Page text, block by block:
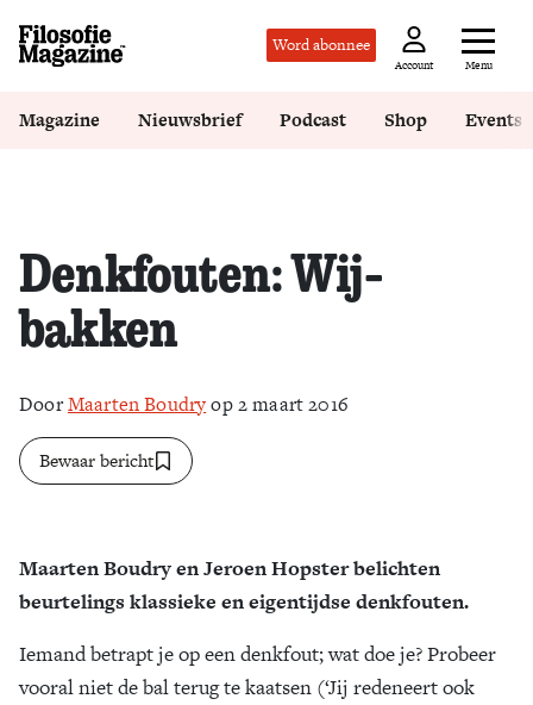
Word abonnee
Account Menu
Zoek
Magazine Nieuwsbrief Podcast Shop Events
Denkfouten: Wij-
bakken
DoorMaarten Boudryop 2 maart 2016
Bewaar bericht
Maarten Boudry en Jeroen Hopster belichten
beurtelings klassieke en eigentijdse denkfouten.
Iemand betrapt je op een denkfout; wat doe je? Probeer
vooral niet de bal terug te kaatsen (‘Jij redeneert ook